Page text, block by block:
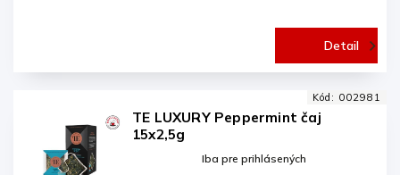
Detail
TE LUXURY Peppermint čaj
15x2,5g
Iba pre prihlásených
Kód: 002981